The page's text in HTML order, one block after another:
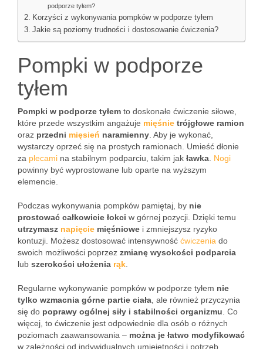
podporze tyłem?
Korzyści z wykonywania pompków w podporze tyłem
Jakie są poziomy trudności i dostosowanie ćwiczenia?
Pompki w podporze
tyłem
Pompki w podporze tyłem to doskonałe ćwiczenie siłowe,
które przede wszystkim angażuje mięśnie trójgłowe ramion
oraz przedni mięsień naramienny . Aby je wykonać,
wystarczy oprzeć się na prostych ramionach. Umieść dłonie
za plecami na stabilnym podparciu, takim jak ławka Nogi
powinny być wyprostowane lub oparte na wyższym
elemencie.
Podczas wykonywania pompków pamiętaj, by nie
prostować całkowicie łokci w górnej pozycji. Dzięki temu
utrzymasz napięcie mięśniowe i zmniejszysz ryzyko
kontuzji. Możesz dostosować intensywność ćwiczenia do
swoich możliwości poprzez zmianę wysokości podparcia
lub szerokości ułożenia rąk
Regularne wykonywanie pompków w podporze tyłem nie
tylko wzmacnia górne partie ciała , ale również przyczynia
się do poprawy ogólnej siły i stabilności organizmu . Co
więcej, to ćwiczenie jest odpowiednie dla osób o różnych
poziomach zaawansowania – można je łatwo modyfikować
w zależności od indywidualnych umiejętności i potrzeb.